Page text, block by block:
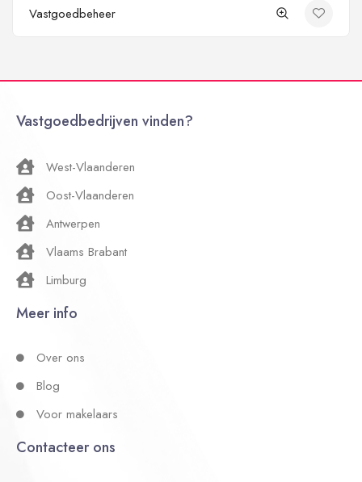
Vastgoedbeheer
Vastgoedbedrijven vinden?
West-Vlaanderen
Oost-Vlaanderen
Antwerpen
Vlaams Brabant
Limburg
Meer info
Over ons
Blog
Voor makelaars
Contacteer ons